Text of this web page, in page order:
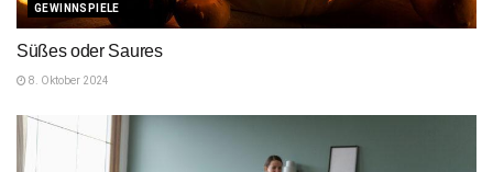
GEWINNSPIELE
Süßes oder Saures
8. Oktober 2024